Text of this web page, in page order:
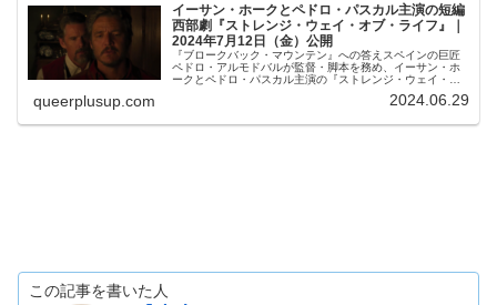
イーサン・ホークとペドロ・パスカル主演の短編
西部劇『ストレンジ・ウェイ・オブ・ライフ』｜
2024年7月12日（金）公開
『ブロークバック・マウンテン』への答えスペインの巨匠
ペドロ・アルモドバルが監督・脚本を務め、イーサン・ホ
ークとペドロ・パスカル主演の『ストレンジ・ウェイ・オ
queerplusup.com 2024.06.29
この記事を書いた人